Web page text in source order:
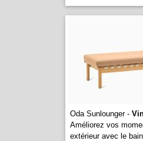
Oda Sunlounger -
Améliorez vos
extérieur avec le